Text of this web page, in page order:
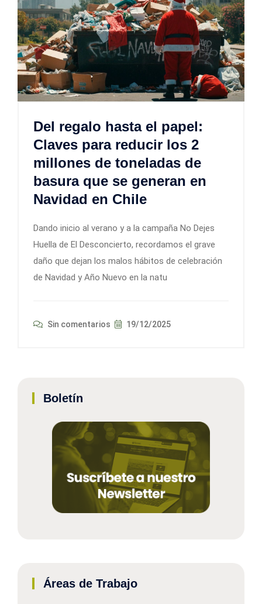
Del regalo hasta el papel:
Claves para reducir los 2
millones de toneladas de
basura que se generan en
Navidad en Chile
Dando inicio al verano y a la campaña No Dejes
Huella de El Desconcierto, recordamos el grave
daño que dejan los malos hábitos de celebración
de Navidad y Año Nuevo en la natu
Sin comentarios 19/12/2025
Boletín
Áreas de Trabajo